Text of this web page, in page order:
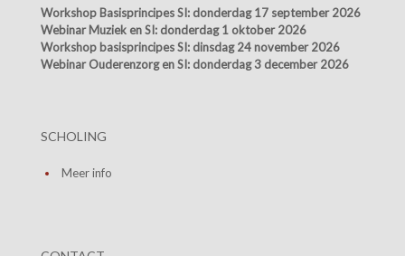
Workshop Basisprincipes SI: donderdag 17 september 2026
Webinar Muziek en SI: donderdag 1 oktober 2026
Workshop basisprincipes SI: dinsdag 24 november 2026
Webinar Ouderenzorg en SI: donderdag 3 december 2026
SCHOLING
Meer info